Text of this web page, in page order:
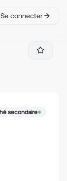
Se connecter
secondaire